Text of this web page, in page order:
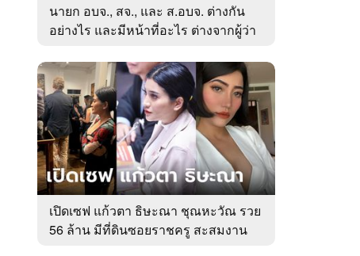
นายก อบจ., สจ., และ ส.อบจ. ต่างกัน
อย่างไร และมีหน้าที่อะไร ต่างจากผู้ว่า
เปิดเซฟ แก้วตา ธิษะณา ชุณหะวัณ รวย
56 ล้าน มีที่ดินซอยราชครู สะสมงาน